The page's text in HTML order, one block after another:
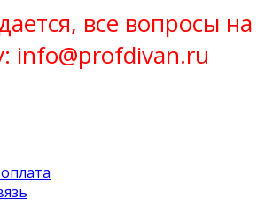
все вопросы на
info@profdivan.ru